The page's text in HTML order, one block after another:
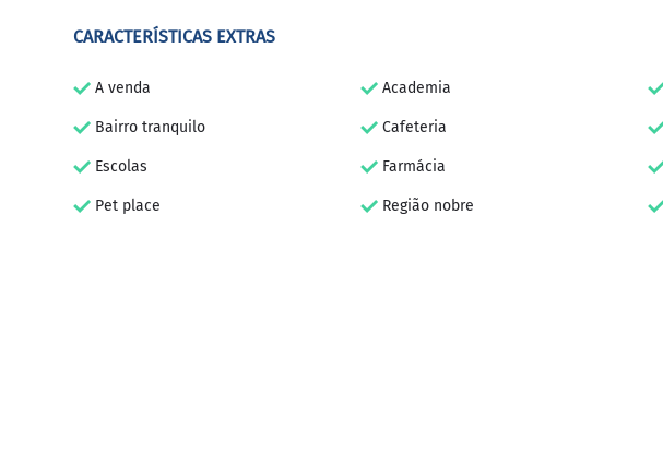
CARACTERÍSTICAS EXTRAS
A venda Academia
Bairro tranquilo Cafeteria
Escolas Farmácia
Pet place Região nobre